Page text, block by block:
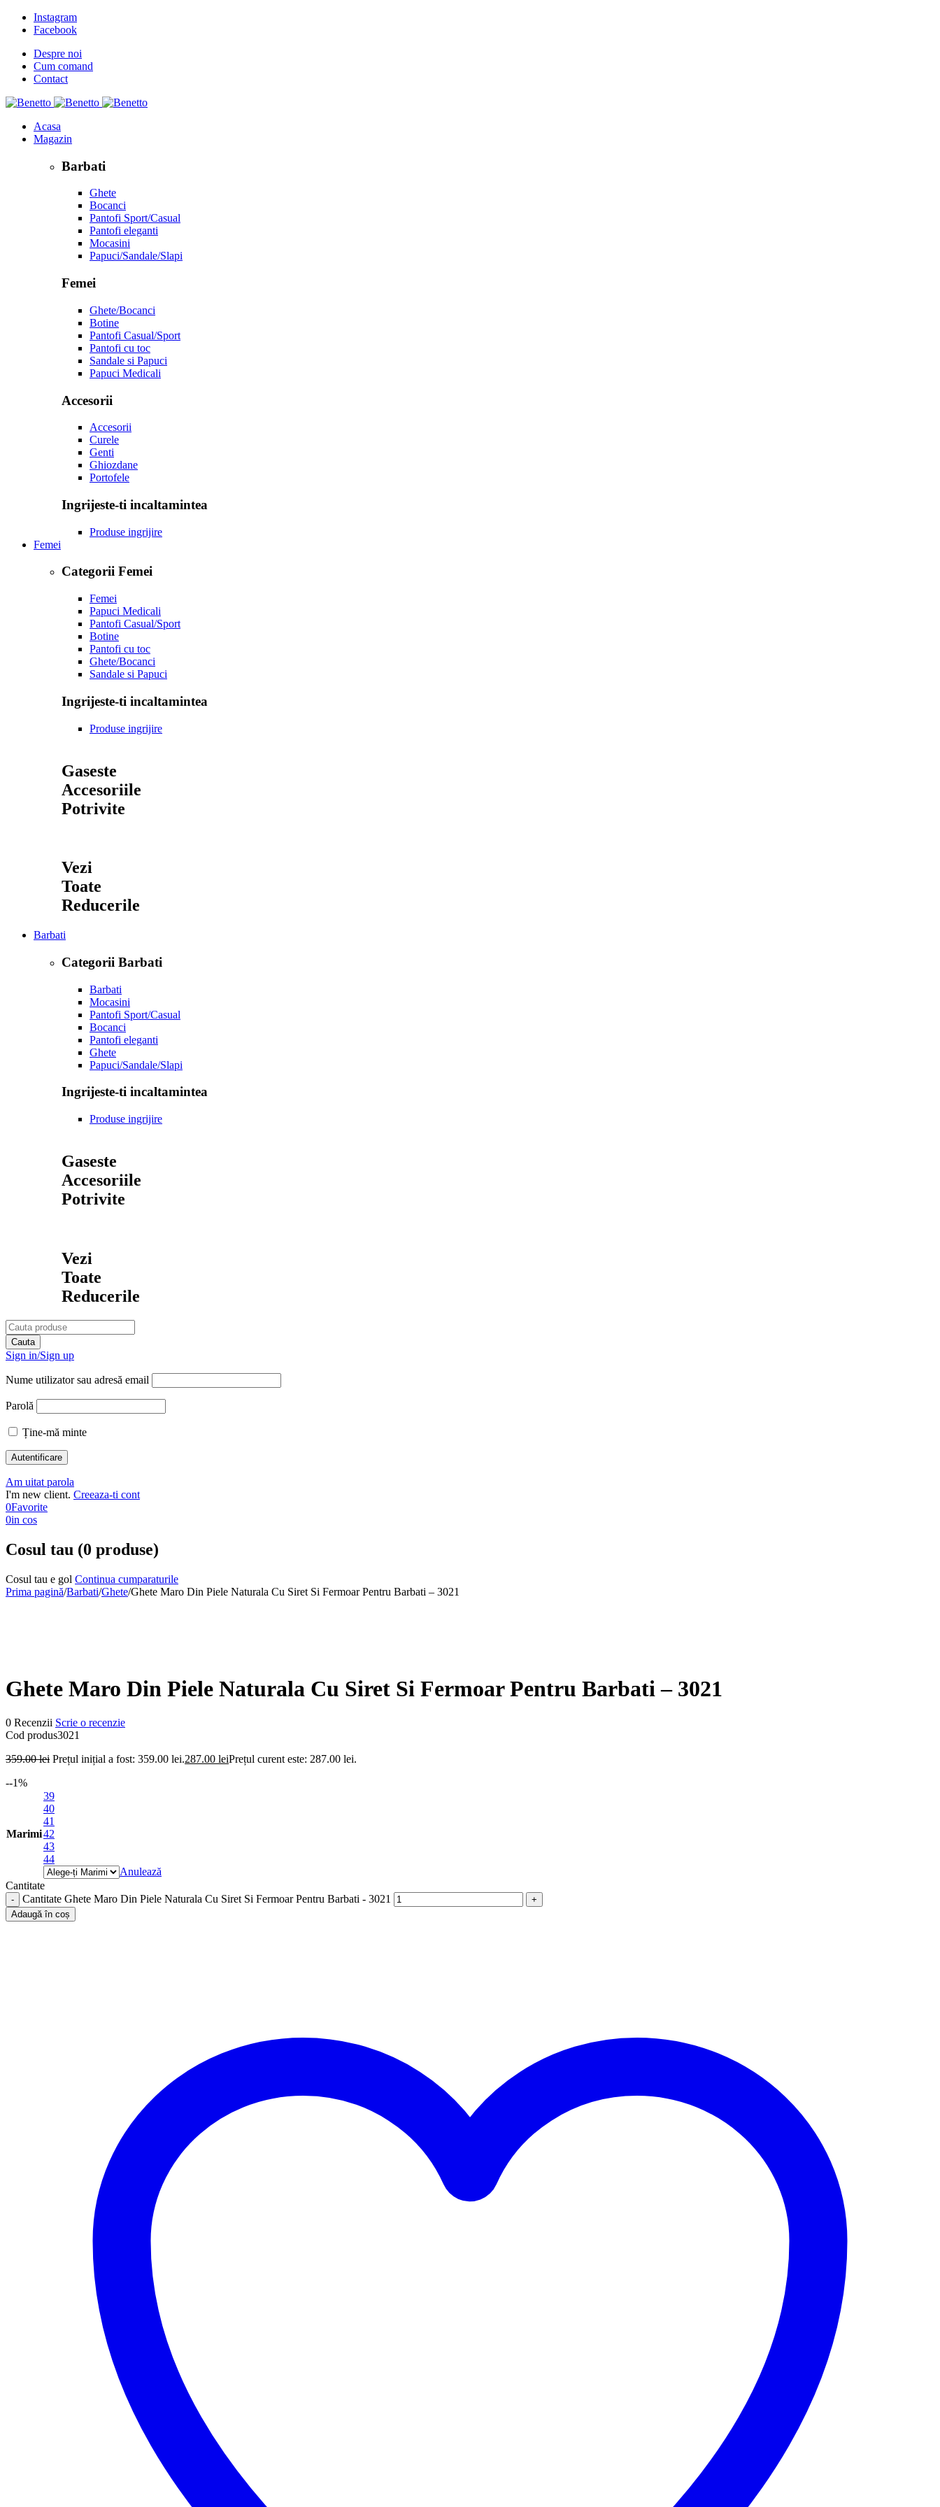
Instagram
Facebook
Despre noi
Cum comand
Contact
Acasa
Magazin
Barbati
Ghete
Bocanci
Pantofi Sport/Casual
Pantofi eleganti
Mocasini
Papuci/Sandale/Slapi
Femei
Ghete/Bocanci
Botine
Pantofi Casual/Sport
Pantofi cu toc
Sandale si Papuci
Papuci Medicali
Accesorii
Accesorii
Curele
Genti
Ghiozdane
Portofele
Ingrijeste-ti incaltamintea
Produse ingrijire
Femei
Categorii Femei
Femei
Papuci Medicali
Pantofi Casual/Sport
Botine
Pantofi cu toc
Ghete/Bocanci
Sandale si Papuci
Ingrijeste-ti incaltamintea
Produse ingrijire
Gaseste
Accesoriile
Potrivite
Vezi
Toate
Reducerile
Barbati
Categorii Barbati
Barbati
Mocasini
Pantofi Sport/Casual
Bocanci
Pantofi eleganti
Ghete
Papuci/Sandale/Slapi
Ingrijeste-ti incaltamintea
Produse ingrijire
Gaseste
Accesoriile
Potrivite
Vezi
Toate
Reducerile
Sign in/Sign up
Nume utilizator sau adresă email
Parolă
Ține-mă minte
Am uitat parola
I'm new client. Creeaza-ti cont
0Favorite
0in cos
Cosul tau (0 produse)
Cosul tau e gol Continua cumparaturile
Prima pagină/Barbati/Ghete/Ghete Maro Din Piele Naturala Cu Siret Si Fermoar Pentru Barbati – 3021
Ghete Maro Din Piele Naturala Cu Siret Si Fermoar Pentru Barbati – 3021
0 Recenzii Scrie o recenzie
Cod produs3021
359.00lei Prețul inițial a fost: 359.00 lei.287.00 leiPrețul curent este: 287.00 lei.
--1%
Marimi
39
40
41
42
43
44
Anulează
Cantitate
Cantitate Ghete Maro Din Piele Naturala Cu Siret Si Fermoar Pentru Barbati - 3021
Adaugă în coș